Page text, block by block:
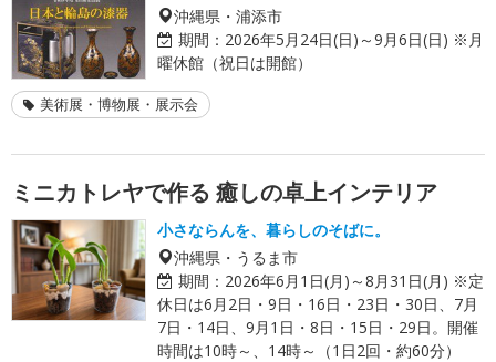
沖縄県・浦添市
期間： 2026年5月24日(日)～9月6日(日) ※月
曜休館（祝日は開館）
美術展・博物展・展示会
ミニカトレヤで作る 癒しの卓上インテリア
小さならんを、暮らしのそばに。
沖縄県・うるま市
期間： 2026年6月1日(月)～8月31日(月) ※定
休日は6月2日・9日・16日・23日・30日、7月
7日・14日、9月1日・8日・15日・29日。開催
時間は10時～、14時～（1日2回・約60分）